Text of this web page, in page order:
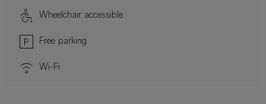
Wheelchair accessible
Free parking
Wi-Fi